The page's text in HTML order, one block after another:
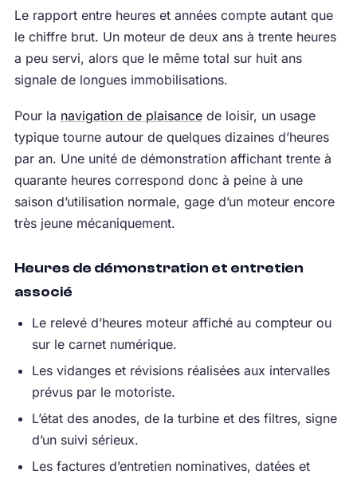
Le rapport entre heures et années compte autant que
le chiffre brut. Un moteur de deux ans à trente heures
a peu servi, alors que le même total sur huit ans
signale de longues immobilisations.
Pour la navigation de plaisancede loisir, un usage
typique tourne autour de quelques dizaines d’heures
par an. Une unité de démonstration affichant trente à
quarante heures correspond donc à peine à une
saison d’utilisation normale, gage d’un moteur encore
très jeune mécaniquement.
Heures de démonstration et entretien
associé
Le relevé d’heures moteur affiché au compteur ou
sur le carnet numérique.
Les vidanges et révisions réalisées aux intervalles
prévus par le motoriste.
L’état des anodes, de la turbine et des filtres, signe
d’un suivi sérieux.
Les factures d’entretien nominatives, datées et